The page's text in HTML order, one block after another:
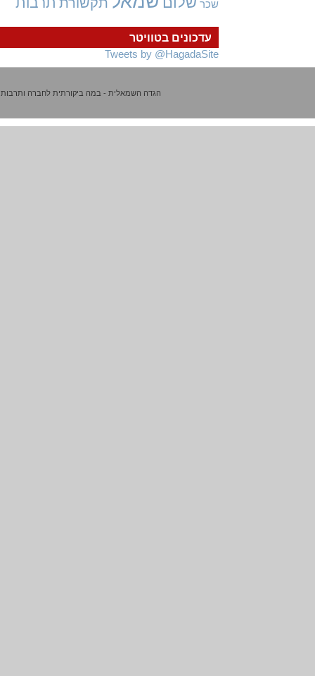
עדכונים בטוויטר
Tweets by @HagadaSite
שכר
הגדה השמאלית - במה ביקורתית לחברה ותרבות